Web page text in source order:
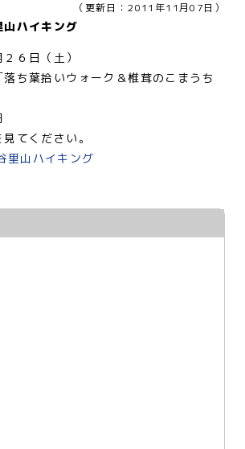
（更新日：2011年11月07日）
山ハイキング
６日（土）
ち葉拾いウォーク＆椎茸のこまうち
てください。
里山ハイキング